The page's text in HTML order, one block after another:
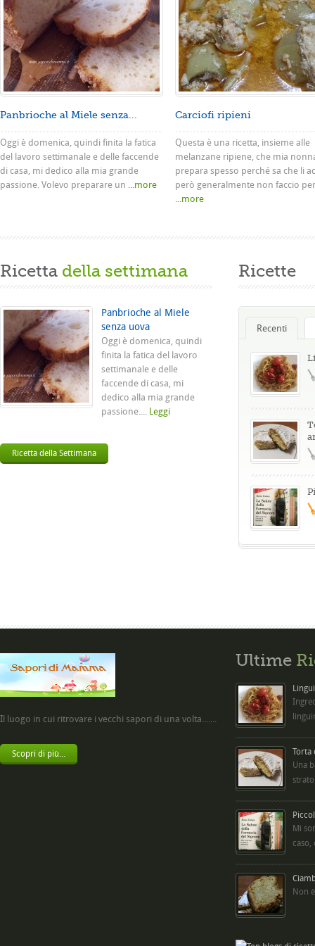
Panbrioche al Miele senza...
Oggi è domenica, quindi finita la fatica
del lavoro settimanale e delle faccende
di casa, mi dedico alla mia grande
passione. Volevo preparare un ...more
Carciofi ripieni
Questa è una ricetta, insieme alle
melanzane ripiene, che mia
prepara spesso perché sa che li
però generalmente non faccio
...more
Ricetta della settimana
Panbrioche al Miele
senza uova
Oggi è domenica, quindi
finita la fatica del lavoro
settimanale e delle
faccende di casa, mi
dedico alla mia grande
passione.... Leggi
Ricetta della Settimana
Ricette
Recenti
Il luogo in cui ritrovare i vecchi sapori di una volta.......
Scopri di più...
Ultime
Torta
Una
Mi
caso,
Non